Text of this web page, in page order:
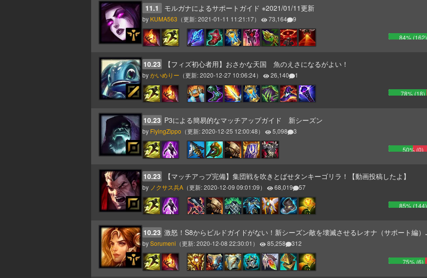
11.1 モルガナによるサポートガイド ※2021/01/11更新
by KUMA563 （更新:2021-01-11 11:21:17） 73,164 9
84% (162)
10.23 【フィズ初心者用】おさかな天国 魚のえさになるがよい！
byかいめりー （更新:2020-12-27 10:06:24） 26,140 1
78% (18)
10.23 P3による簡易的なマッチアップガイド 新シーズン
by FlyingZippo （更新:2020-12-25 12:00:48） 5,098 3
50% (0)
10.23 【マッチアっプ完備】集団戦を吹きとばせタンキーゴリラ！【動画投稿したよ】
by ノクサス兵A （更新:2020-12-09 09:01:09） 68,019 57
85% (144)
10.23 激怒！S8からビルドガイドがない！新シーズン敵を壊滅させるレオナ（サポート編）鋭意製作中
bySorumeni （更新:2020-12-08 22:30:01 ） 85,258 312
75% (6)